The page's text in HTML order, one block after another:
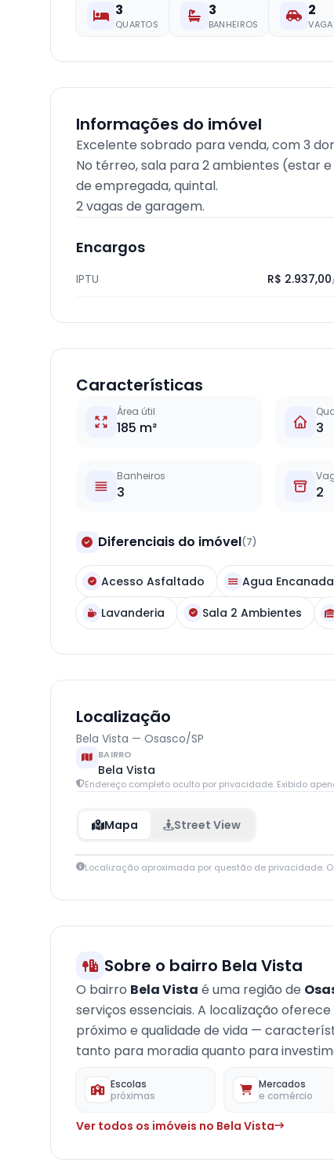
3
QUARTOS
3
BANHEIROS
2
Informações do imóvel
Excelente sobrado para venda, com 3
No térreo, sala para 2 ambientes (estar
de empregada, quintal.
2 vagas de garagem.
Encargos
IPTU R$ 2.937,00
Características
Área útil
185 m² 3
Banheiros
3 2
Diferenciais do imóvel(7)
Acesso Asfaltado Agua Encanada
Lavanderia
Sala 2 Ambientes
Localização
Bela Vista — Osasco/SP
BAIRRO
Bela Vista
Endereço completo oculto por privacidade. Exibido
Mapa Street View
+
−
Localização aproximada por questão de privacidade.
Sobre o bairro Bela Vista
O bairro Bela Vista é uma região de
serviços essenciais. A localização
próximo e qualidade de vida —
tanto para moradia quanto para
Escolas
próximas
Mercados
e comércio
Ver todos os imóveis no Bela Vista